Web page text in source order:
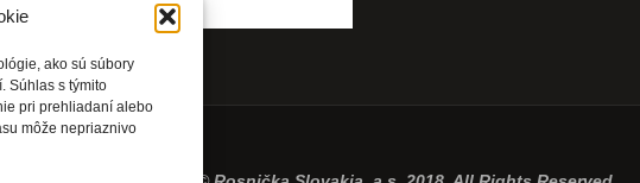
ako sú súbory
Súhlas s týmito
pri prehliadaní alebo
môže nepriaznivo